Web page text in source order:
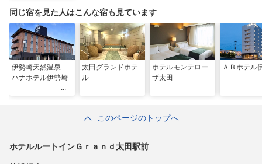
同じ宿を見た人はこんな宿も見ています
伊勢崎天然温泉
ハナホテル伊勢崎
太田グランドホテ
ル
ホテルモンテロー
ザ太田
ＡＢホテル
このページのトップへ
ホテルルートインＧｒａｎｄ太田駅前